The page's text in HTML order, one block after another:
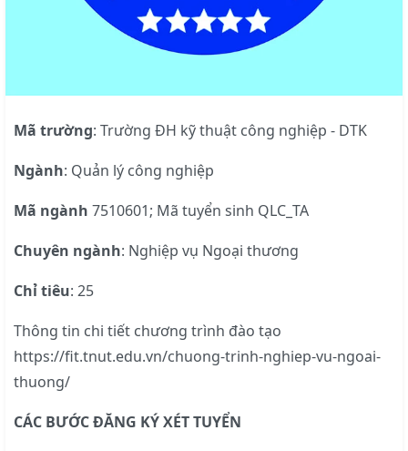
Mã trường: Trường ĐH kỹ thuật công nghiệp - DTK
Ngành: Quản lý công nghiệp
Mã ngành 7510601; Mã tuyển sinh QLC_TA
Chuyên ngành: Nghiệp vụ Ngoại thương
Chỉ tiêu: 25
Thông tin chi tiết chương trình đào tạo
https://fit.tnut.edu.vn/chuong-trinh-nghiep-vu-ngoai-
thuong/
CÁC BƯỚC ĐĂNG KÝ XÉT TUYỂN